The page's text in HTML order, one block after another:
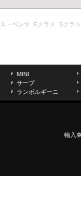
・ベンツ Eクラス Sクラス
MINI
サーブ
ランボルギーニ
輸入